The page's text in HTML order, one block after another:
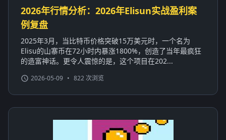
2026年行情分析：2026年Elisun实战盈利案
例复盘
2025年3月，当比特币价格突破15万美元时，一个名为
Elisu的山寨币在72小时内暴涨1800%，创造了当年最疯狂
的造富神话。更令人震惊的是，这个项目在202...
2026-05-09 • 822 次浏览